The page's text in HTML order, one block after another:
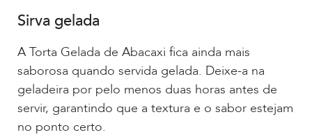
Sirva gelada
A Torta Gelada de Abacaxi fica ainda mais
saborosa quando servida gelada. Deixe-a na
geladeira por pelo menos duas horas antes de
servir, garantindo que a textura e o sabor estejam
no ponto certo.